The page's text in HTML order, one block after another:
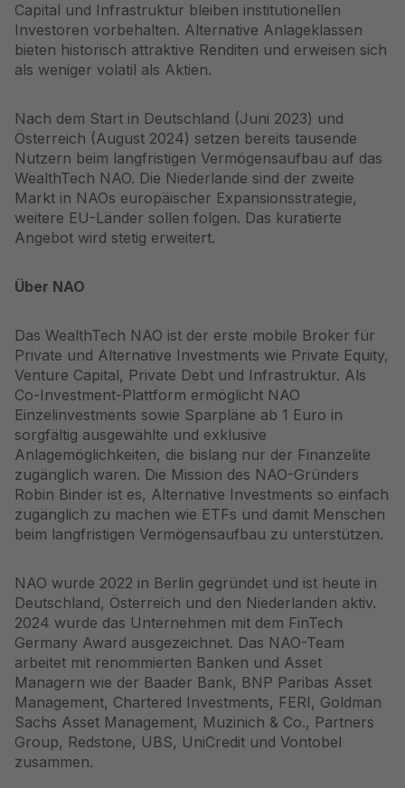
Capital und Infrastruktur bleiben institutionellen
Investoren vorbehalten. Alternative Anlageklassen
bieten historisch attraktive Renditen und erweisen sich
als weniger volatil als Aktien.
Nach dem Start in Deutschland (Juni 2023) und
Österreich (August 2024) setzen bereits tausende
Nutzern beim langfristigen Vermögensaufbau auf das
WealthTech NAO. Die Niederlande sind der zweite
Markt in NAOs europäischer Expansionsstrategie,
weitere EU-Länder sollen folgen. Das kuratierte
Angebot wird stetig erweitert.
Über NAO
Das WealthTech NAO ist der erste mobile Broker für
Private und Alternative Investments wie Private Equity,
Venture Capital, Private Debt und Infrastruktur. Als
Co-Investment-Plattform ermöglicht NAO
Einzelinvestments sowie Sparpläne ab 1 Euro in
sorgfältig ausgewählte und exklusive
Anlagemöglichkeiten, die bislang nur der Finanzelite
zugänglich waren. Die Mission des NAO-Gründers
Robin Binder ist es, Alternative Investments so einfach
zugänglich zu machen wie ETFs und damit Menschen
beim langfristigen Vermögensaufbau zu unterstützen.
NAO wurde 2022 in Berlin gegründet und ist heute in
Deutschland, Österreich und den Niederlanden aktiv.
2024 wurde das Unternehmen mit dem FinTech
Germany Award ausgezeichnet. Das NAO-Team
arbeitet mit renommierten Banken und Asset
Managern wie der Baader Bank, BNP Paribas Asset
Management, Chartered Investments, FERI, Goldman
Sachs Asset Management, Muzinich & Co., Partners
Group, Redstone, UBS, UniCredit und Vontobel
zusammen.